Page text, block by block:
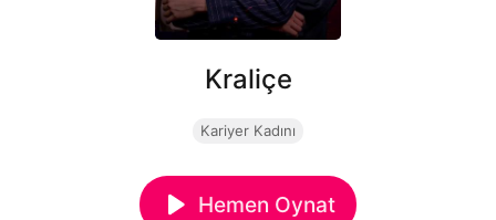
Kraliçe
Kariyer Kadını
Hemen Oynat